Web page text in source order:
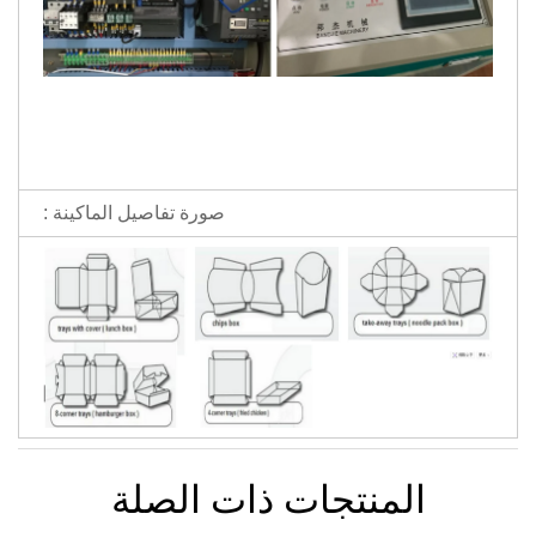
صورة تفاصيل الماكينة :
المنتجات ذات الصلة